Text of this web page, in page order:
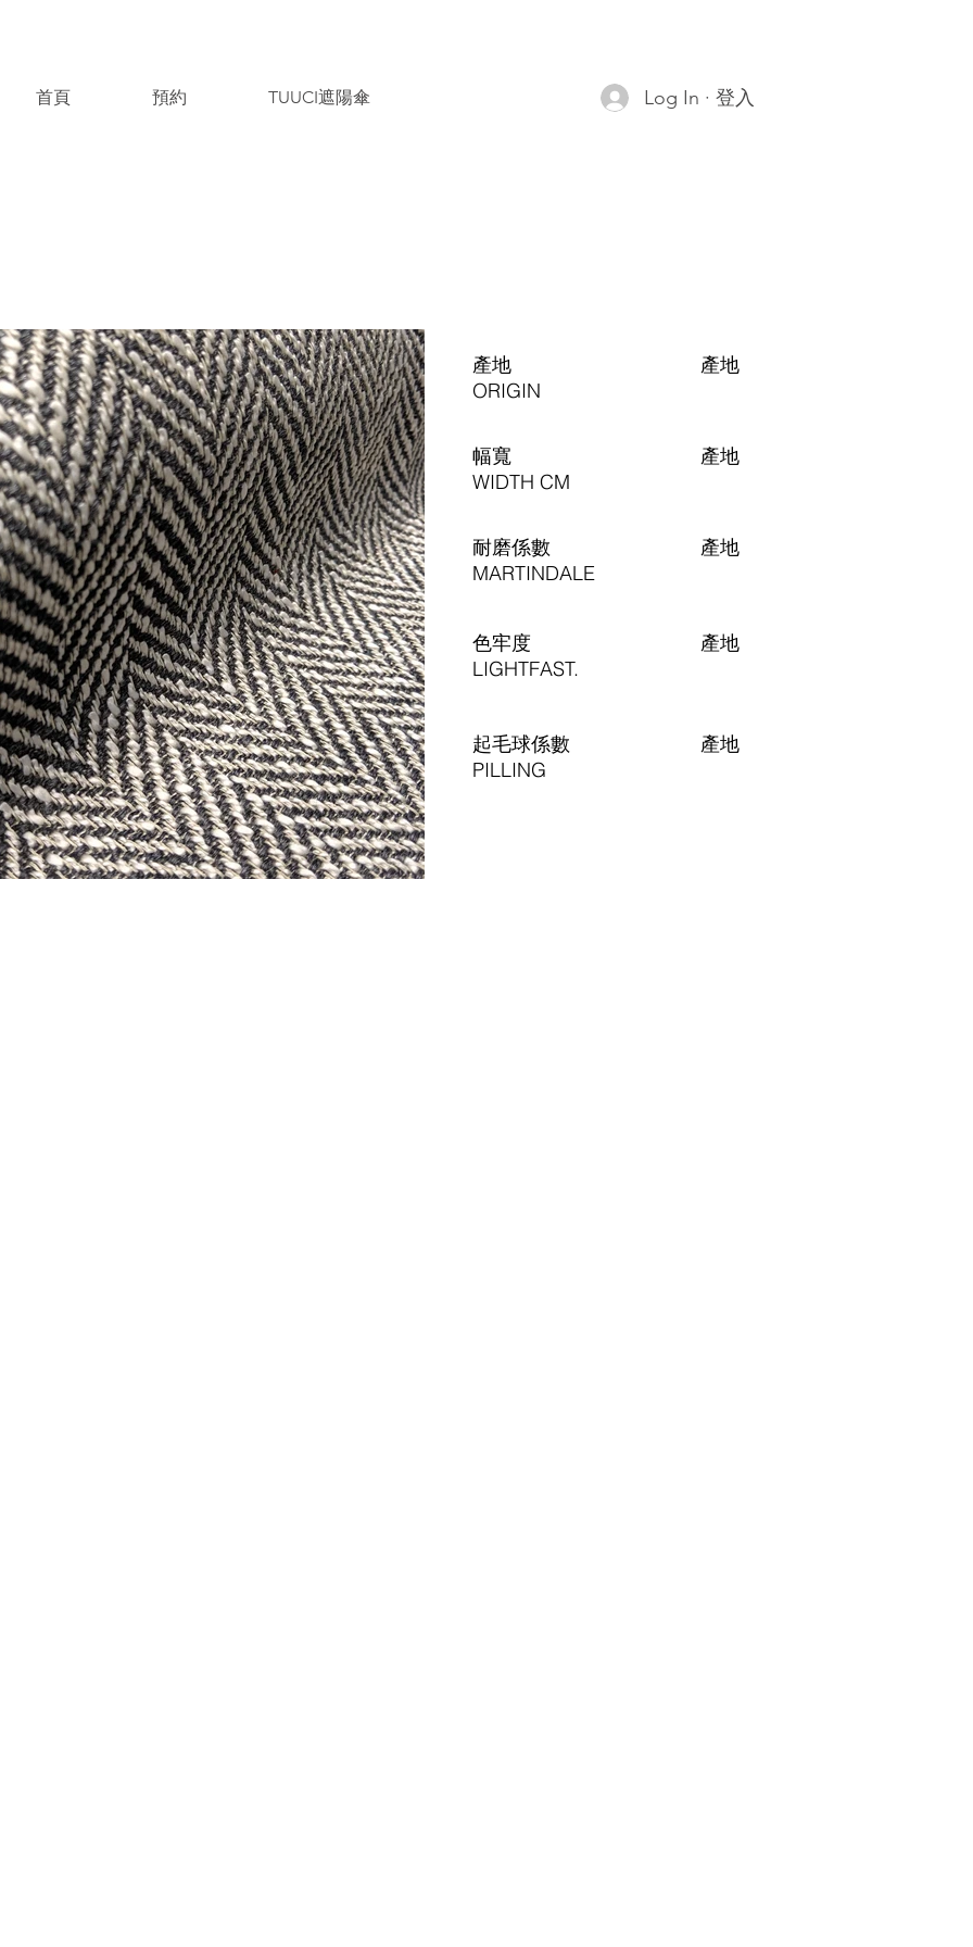
首頁 預約 TUUCI遮陽傘 Log In · 登入
​產地
ORIGIN
​幅寬
WIDTH CM
耐磨係數
MARTINDALE
色牢度
LIGHTFAST.
起毛球係數
PILLING
​產地
​產地
​產地
​產地
​產地